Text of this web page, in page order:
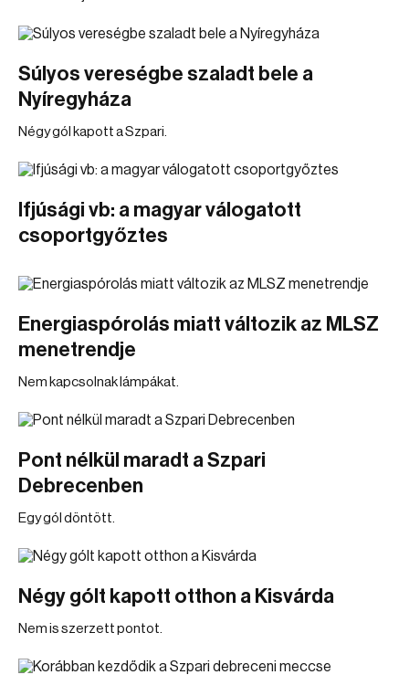
Súlyos vereségbe szaladt bele a
Nyíregyháza
Négy gól kapott a Szpari.
Ifjúsági vb: a magyar válogatott
csoportgyőztes
Energiaspórolás miatt változik az MLSZ
menetrendje
Nem kapcsolnak lámpákat.
Pont nélkül maradt a Szpari
Debrecenben
Egy gól döntött.
Négy gólt kapott otthon a Kisvárda
Nem is szerzett pontot.